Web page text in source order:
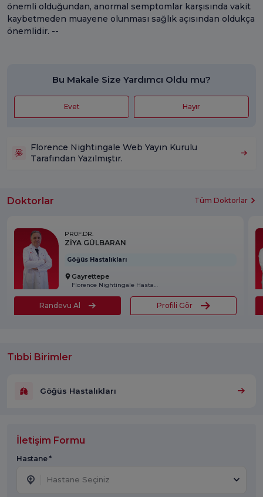
önemli olduğundan, anormal semptomlar karşısında vakit
kaybetmeden muayene olunması sağlık açısından oldukça
önemlidir. --
Bu Makale Size Yardımcı Oldu mu?
Evet Hayır
Florence Nightingale Web Yayın Kurulu
Tarafından Yazılmıştır.
Doktorlar Tüm Doktorlar
PROF.DR.
ZİYA GÜLBARAN
Göğüs Hastalıkları
Gayrettepe
Florence Nightingale Hastanesi
Randevu Al Profili Gör
Tıbbi Birimler
Göğüs Hastalıkları
İletişim Formu
Hastane *
Hastane Seçiniz